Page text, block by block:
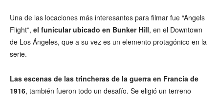
Una de las locaciones más interesantes para filmar fue “Angels
Flight”, el funicular ubicado en Bunker Hill, en el Downtown
de Los Ángeles, que a su vez es un elemento protagónico en la
serie.
Las escenas de las trincheras de la guerra en Francia de
1916, también fueron todo un desafío. Se eligió un terreno